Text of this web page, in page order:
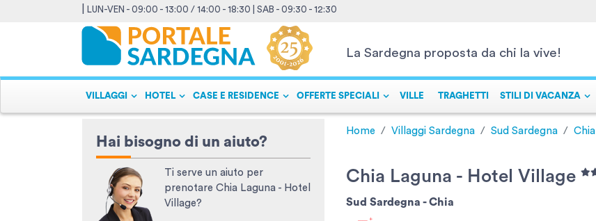
LUN-VEN - 09:00 - 13:00 / 14:00 - 18:30 | SAB - 09:30 - 12:30
La Sardegna proposta da chi la vive!
VILLAGGI HOTEL CASE E RESIDENCE OFFERTE SPECIALI VILLE TRAGHETTI STILI DI VACANZA
Hai bisogno di un aiuto?
Ti serve un aiuto per
prenotare Chia Laguna - Hotel
Village?
Home Villaggi Sardegna Sud Sardegna Chia
Chia Laguna - Hotel Village
Sud Sardegna -Chia